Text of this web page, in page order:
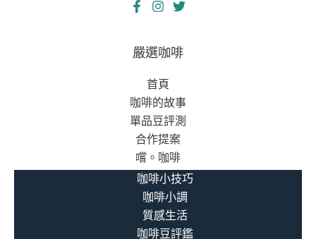
嚴選咖啡
首頁
咖啡的故事
單品豆評測
合作提案
嚐。咖啡
咖啡小技巧
咖啡小調
質感生活
咖啡豆評鑑